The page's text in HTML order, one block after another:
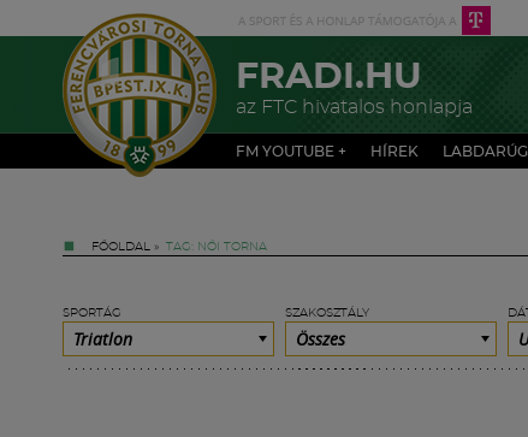
FRADI.HU
az FTC hivatalos honlapja
FM YOUTUBE + HÍREK
FŐOLDAL » TAG: NŐI TORNA
SPORTÁG
Triatlon
SZAKOSZTÁLY
Összes